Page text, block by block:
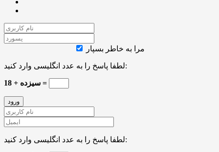
مرا به خاطر بسپار
لطفا پاسخ را به عدد انگلیسی وارد کنید:
سیزده + 18 =
لطفا پاسخ را به عدد انگلیسی وارد کنید: